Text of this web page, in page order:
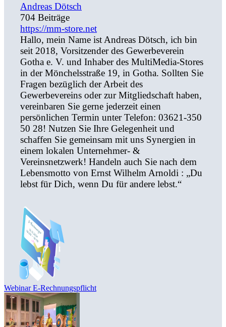
Andreas Dötsch
704 Beiträge
https://mm-store.net
Hallo, mein Name ist Andreas Dötsch, ich bin
seit 2018, Vorsitzender des Gewerbeverein
Gotha e. V. und Inhaber des MultiMedia-Stores
in der Mönchelsstraße 19, in Gotha. Sollten Sie
Fragen bezüglich der Arbeit des
Gewerbevereins oder zur Mitgliedschaft haben,
vereinbaren Sie gerne jederzeit einen
persönlichen Termin unter Telefon: 03621-350
50 28! Nutzen Sie Ihre Gelegenheit und
schaffen Sie gemeinsam mit uns Synergien in
einem lokalen Unternehmer- &
Vereinsnetzwerk! Handeln auch Sie nach dem
Lebensmotto von Ernst Wilhelm Arnoldi : „Du
lebst für Dich, wenn Du für andere lebst.“
Webinar E-Rechnungspflicht